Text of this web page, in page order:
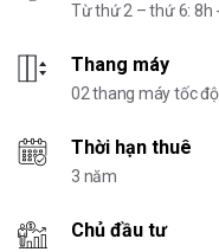
Từ thứ 2 – thứ 6: 8h
Thang máy
02 thang máy tốc
Thời hạn thuê
3 năm
Chủ đầu tư